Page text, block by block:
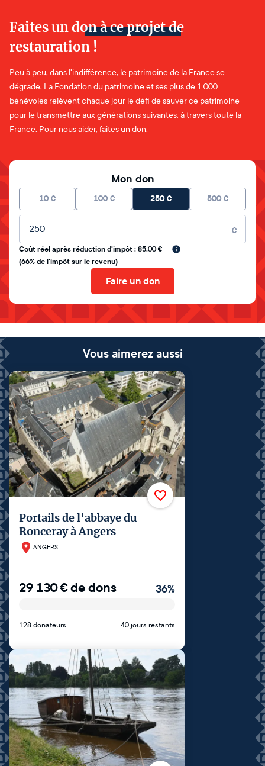
Faites un don à ce projet de
restauration !
Peu à peu, dans l'indifférence, le patrimoine de la France se
dégrade. La Fondation du patrimoine et ses plus de 1 000
bénévoles relèvent chaque jour le défi de sauver ce patrimoine
pour le transmettre aux générations suivantes, à travers toute la
France. Pour nous aider, faites un don.
Mon don
10 € 100 € 250€ 500 €
Montant libre
€
Coût réel après réduction d'impôt : 85.00 €
(66% de l'impôt sur le revenu)
Faire un don
Vous aimerez aussi
Portails de l'abbaye du
Ronceray à Angers
ANGERS
29 130€de dons 36%
128 donateurs 40 jours restants